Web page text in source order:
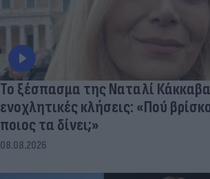
Το ξέσπασμα της Ναταλί Κάκκαβα
ενοχλητικές κλήσεις: «Πού
ποιος τα δίνει;»
08.08.2026